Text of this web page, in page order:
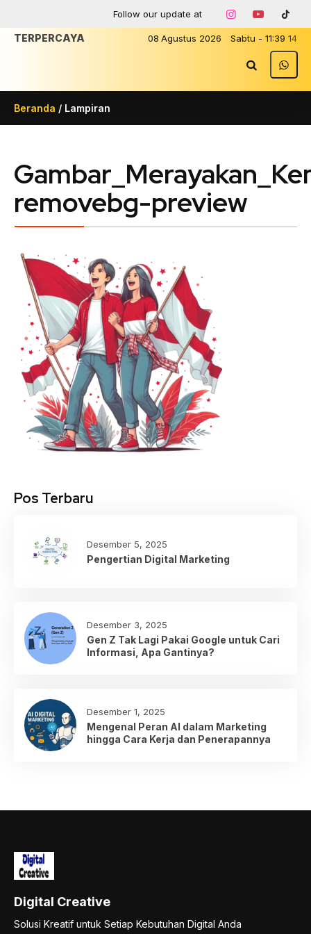
Follow our update at
08 Agustus 2026 Sabtu - 11:39 14
TERPERCAYA
Beranda / Lampiran
removebg-preview
Pos Terbaru
Desember 5, 2025
Pengertian Digital Marketing
Desember 3, 2025
Gen Z Tak Lagi Pakai Google untuk Cari
Informasi, Apa Gantinya?
Desember 1, 2025
Mengenal Peran AI dalam Marketing
hingga Cara Kerja dan Penerapannya
Digital Creative
Solusi Kreatif untuk Setiap Kebutuhan Digital Anda